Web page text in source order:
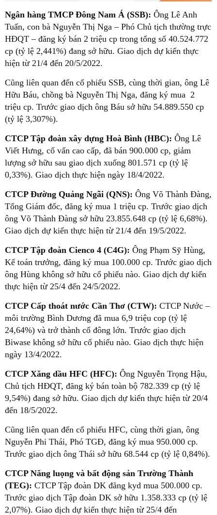
Ngân hàng TMCP Đông Nam Á (SSB): Ông Lê Anh
Tuấn, con bà Nguyễn Thị Nga – Phó Chủ tịch thường trực
HĐQT – đăng ký bán 2 triệu cp trong tổng số 40.524.772
cp (tỷ lệ 2,441%) đang sở hữu. Giao dịch dự kiến thực
hiện từ 21/4 đến 20/5/2022.
Cũng liên quan đến cổ phiếu SSB, cùng thời gian, ông Lê
Hữu Báu, chồng bà Nguyễn Thị Nga, đăng ký mua 2
triệu cp. Trước giao dịch ông Báu sở hữu 54.889.550 cp
(tỷ lệ 3,307%).
CTCP Tập đoàn xây dựng Hoà Bình (HBC): Ông Lê
Viết Hưng, cố vấn cao cấp, đã bán 900.000 cp, giảm
lượng sở hữu sau giao dịch xuống 801.571 cp (tỷ lệ
0,33%). Giao dịch thực hiện ngày 18/4/2022.
CTCP Đường Quảng Ngãi (QNS): Ông Võ Thành Đàng,
Tổng Giám đốc, đăng ký mua 1 triệu cp. Trước giao dịch
ông Võ Thành Đàng sở hữu 23.855.648 cp (tỷ lệ 6,68%).
Giao dịch dự kiến thực hiện từ 21/4 đến 19/5/2022.
CTCP Tập đoàn Cienco 4 (C4G): Ông Phạm Sỹ Hùng,
Kế toán trưởng, đăng ký mua 100.000 cp. Trước giao dịch
ông Hùng không sở hữu cổ phiếu nào. Giao dịch dự kiến
thực hiện từ 25/4 đến 24/5/2022.
CTCP Cấp thoát nước Cần Thơ (CTW): CTCP Nước –
môi trường Bình Dương đã mua 6,9 triệu cop (tỷ lệ
24,64%) và trở thành cổ đông lớn. Trước giao dịch
Biwase không sở hữu cổ phiếu nào. Giao dịch thực hiện
ngày 13/4/2022.
CTCP Xăng dầu HFC (HFC): Ông Nguyễn Trọng Hậu,
Chủ tịch HĐQT, đăng ký bán toàn bộ 782.339 cp (tỷ lệ
9,54%) đang sở hữu. Giao dịch dự kiến thực hiện từ 20/4
đến 18/5/2022.
Cũng liên quan đến cổ phiếu HFC, cùng thời gian, ông
Nguyễn Phi Thái, Phó TGĐ, đăng ký mua 950.000 cp.
Trước giao dịch ông Thái sở hữu 68.544 cp (tỷ lệ 0,84%).
CTCP Năng luọng và bất động sản Trường Thành
(TEG): CTCP Tập đoàn DK đăng kyd mua 500.000 cp.
Trước giao dịch Tập đoàn DK sở hữu 1.358.333 cp (tỷ lệ
2,07%). Giao dịch dự kiến thực hiện từ 25/4 đến